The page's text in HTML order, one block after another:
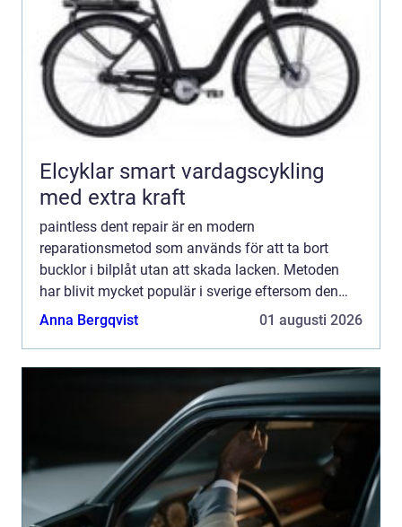
Elcyklar smart vardagscykling
med extra kraft
paintless dent repair är en modern
reparationsmetod som används för att ta bort
bucklor i bilplåt utan att skada lacken. Metoden
har blivit mycket populär i sverige eftersom den
kombinerar hantverksskicklighet, hög precision och
Anna Bergqvist 01 augusti 2026